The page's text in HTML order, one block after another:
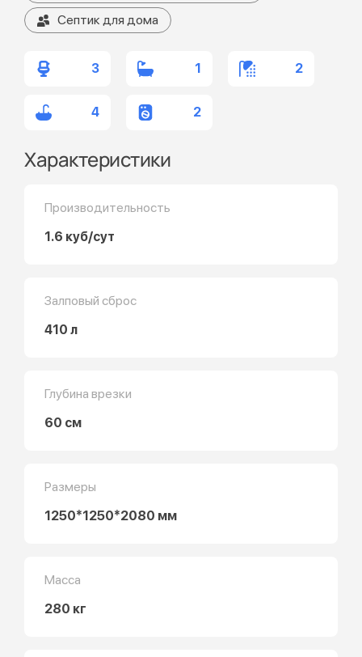
Септик для дома
3 1 2
4 2
Характеристики
Производительность
1.6 куб/сут
Залповый сброс
410 л
Глубина врезки
60 см
Размеры
1250*1250*2080 мм
Масса
280 кг